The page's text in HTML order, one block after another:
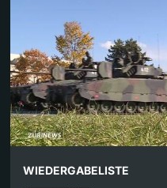
WIEDERGABELISTE